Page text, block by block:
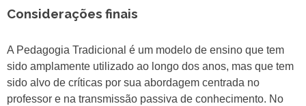
Considerações finais
A Pedagogia Tradicional é um modelo de ensino que tem
sido amplamente utilizado ao longo dos anos, mas que tem
sido alvo de críticas por sua abordagem centrada no
professor e na transmissão passiva de conhecimento. No